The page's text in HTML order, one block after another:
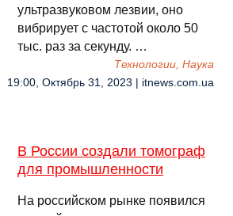
ультразвуковом лезвии, оно
вибрирует с частотой около 50
тыс. раз за секунду. …
Технологии, Наука
19:00, Октябрь 31, 2023 | itnews.com.ua
В России создали томограф
для промышленности
На российском рынке появился